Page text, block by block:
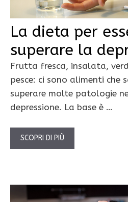
La dieta per
superare la
Frutta fresca, insalata,
pesce: ci sono alimenti che
superare molte patologie
depressione. La base è …
SCOPRI DI PIÙ